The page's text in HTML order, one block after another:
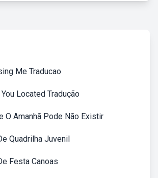
Me Traducao
Located Tradução
O Amanhã Pode Não Existir
Quadrilha Juvenil
Festa Canoas